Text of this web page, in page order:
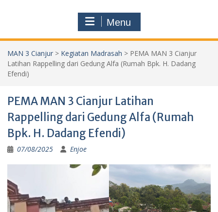
Menu
MAN 3 Cianjur > Kegiatan Madrasah > PEMA MAN 3 Cianjur
Latihan Rappelling dari Gedung Alfa (Rumah Bpk. H. Dadang
Efendi)
PEMA MAN 3 Cianjur Latihan
Rappelling dari Gedung Alfa (Rumah
Bpk. H. Dadang Efendi)
07/08/2025 Enjoe